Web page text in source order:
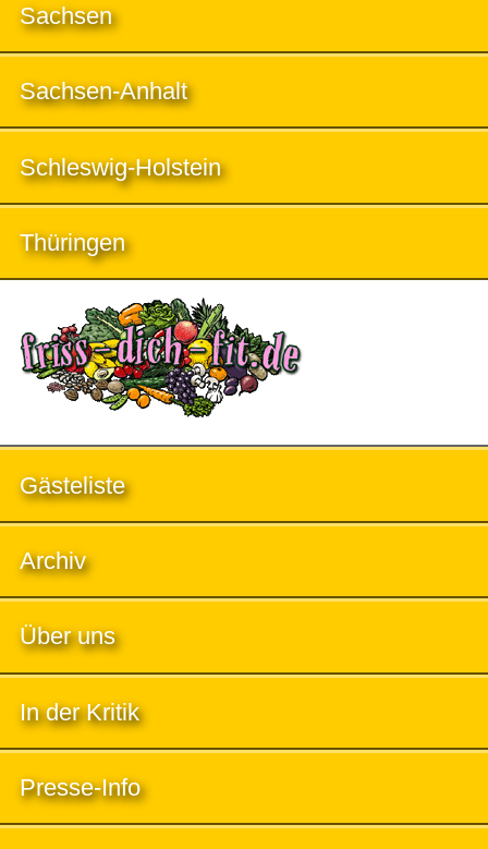
Sachsen
Sachsen-Anhalt
Schleswig-Holstein
Thüringen
Gästeliste
Archiv
Über uns
In der Kritik
Presse-Info